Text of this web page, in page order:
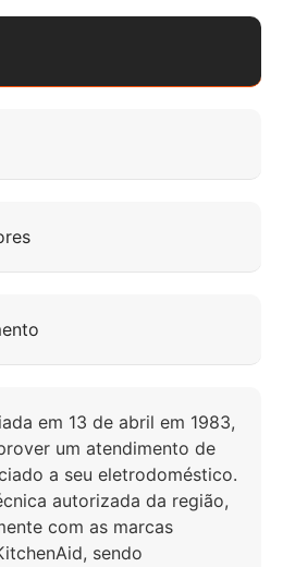
em 13 de abril em 1983,
um atendimento de
a seu eletrodoméstico.
autorizada da região,
com as marcas
sendo